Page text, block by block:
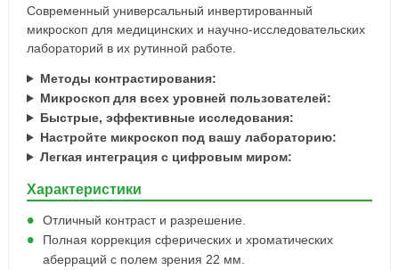
Современный универсальный инвертированный
микроскоп для медицинских и научно-исследовательских
лабораторий в их рутинной работе.
Методы контрастирования:
Микроскоп для всех уровней пользователей:
Быстрые, эффективные исследования:
Настройте микроскоп под вашу лабораторию:
Легкая интеграция с цифровым миром:
Характеристики
Отличный контраст и разрешение.
Полная коррекция сферических и хроматических
аберраций с полем зрения 22 мм.